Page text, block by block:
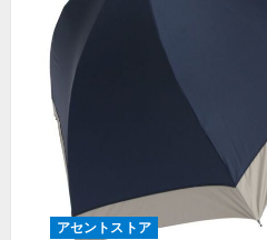
アセントストア